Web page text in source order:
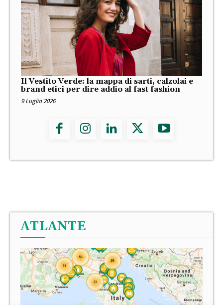
Il Vestito Verde: la mappa di sarti, calzolai e
brand etici per dire addio al fast fashion
9 Luglio 2026
ATLANTE